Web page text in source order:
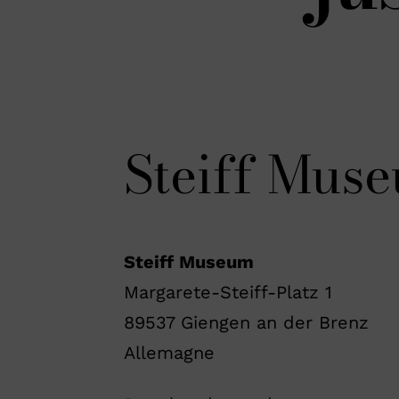
Steiff
Steiff Museum
Margarete-Steiff-Platz 1
89537 Giengen an der Brenz
Allemagne